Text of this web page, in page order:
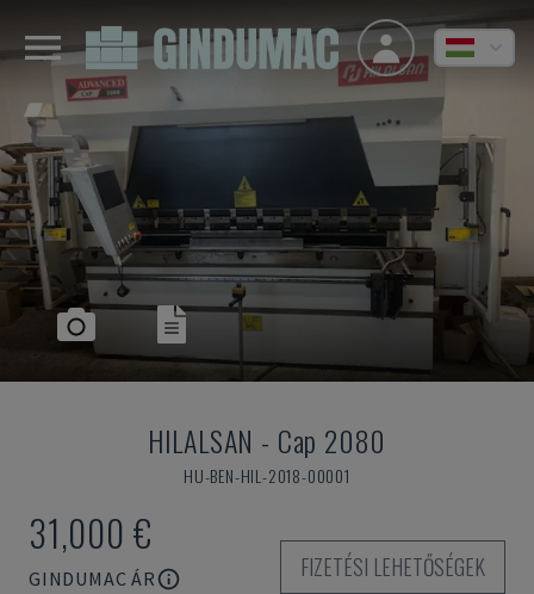
HILALSAN - Cap 2080
HU-BEN-HIL-2018-00001
31,000 €
GINDUMAC ÁR
FIZETÉSI LEHETŐSÉGEK